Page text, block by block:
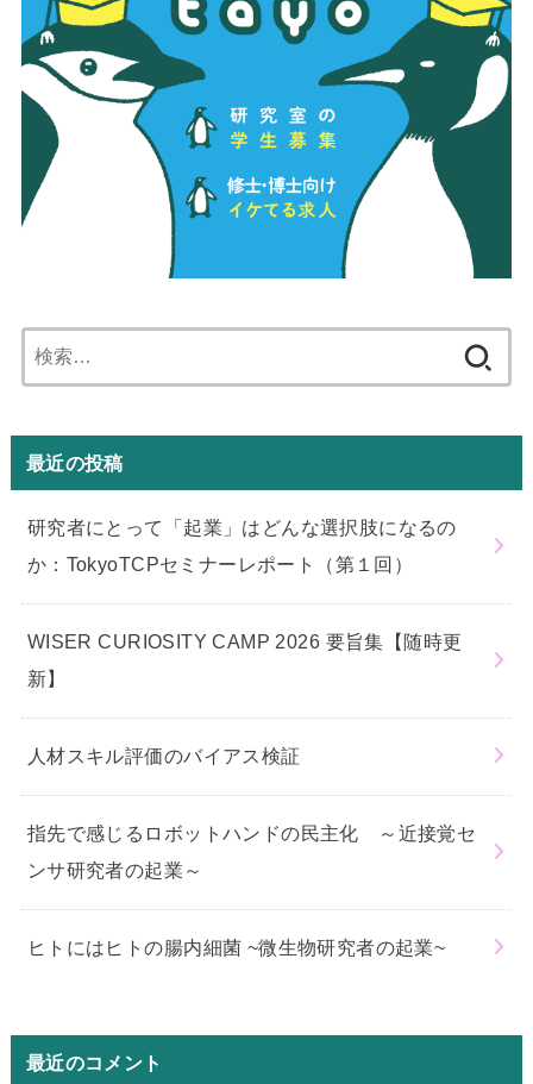
索:
最近の投稿
研究者にとって「起業」はどんな選択肢になるの
か：TokyoTCPセミナーレポート（第１回）
WISER CURIOSITY CAMP 2026 要旨集【随時更
新】
人材スキル評価のバイアス検証
指先で感じるロボットハンドの民主化 ～近接覚セ
ンサ研究者の起業～
ヒトにはヒトの腸内細菌 ~微生物研究者の起業~
最近のコメント